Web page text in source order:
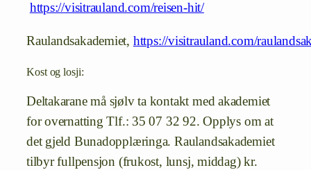
https://visitrauland.com/reisen-hit/
Raulandsakademiet, https://visitrauland.com/
Kost og losji:
Deltakarane må sjølv ta kontakt med akademiet
for overnatting Tlf.: 35 07 32 92. Opplys om at
det gjeld Bunadopplæringa. Raulandsakademiet
tilbyr fullpensjon (frukost, lunsj, middag) kr.